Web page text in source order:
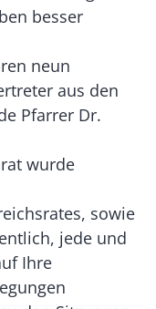
besser
neun
aus den
Pfarrer Dr.
wurde
sowie
jede und
Ihre